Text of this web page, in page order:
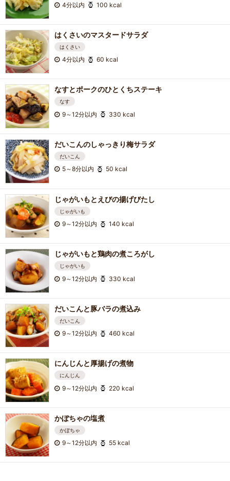
4分以内 100 kcal
はくさいのマスタードサラダ
はくさい
4分以内 60 kcal
なすとポークのひとくちステーキ
なす
9～12分以内 330 kcal
だいこんのしゃっきり梅サラダ
だいこん
5～8分以内 50 kcal
じゃがいもとえびの揚げびたし
じゃがいも
9～12分以内 140 kcal
じゃがいもと鶏肉の煮ころがし
じゃがいも
9～12分以内 330 kcal
だいこんと豚バラの煮込み
だいこん
9～12分以内 460 kcal
にんじんと厚揚げの煮物
にんじん
9～12分以内 220 kcal
かぼちゃの塩煮
かぼちゃ
9～12分以内 55 kcal